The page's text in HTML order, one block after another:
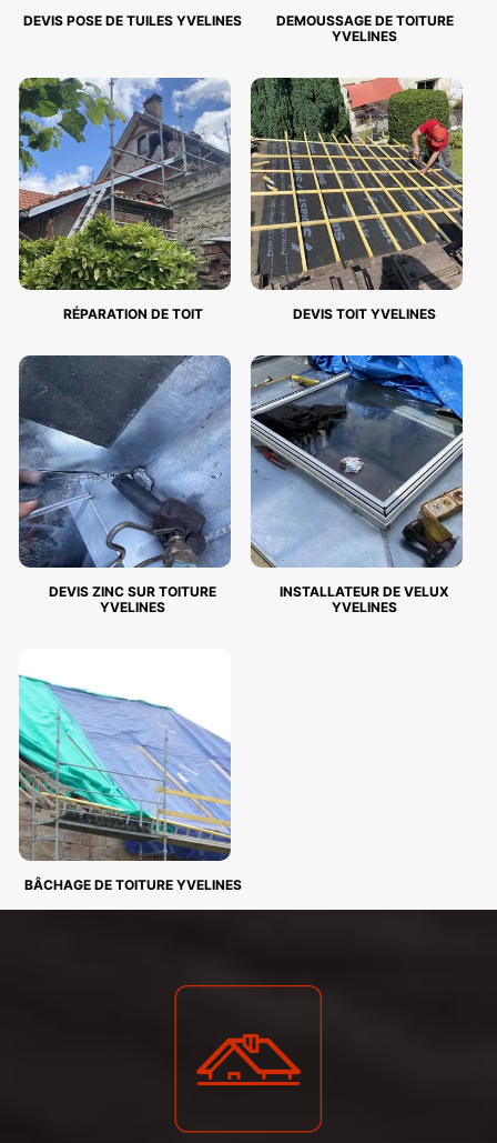
DEVIS POSE DE TUILES YVELINES
DEMOUSSAGE DE TOITURE
YVELINES
RÉPARATION DE TOIT DEVIS TOIT YVELINES
DEVIS ZINC SUR TOITURE
YVELINES
INSTALLATEUR DE VELUX
YVELINES
BÂCHAGE DE TOITURE YVELINES